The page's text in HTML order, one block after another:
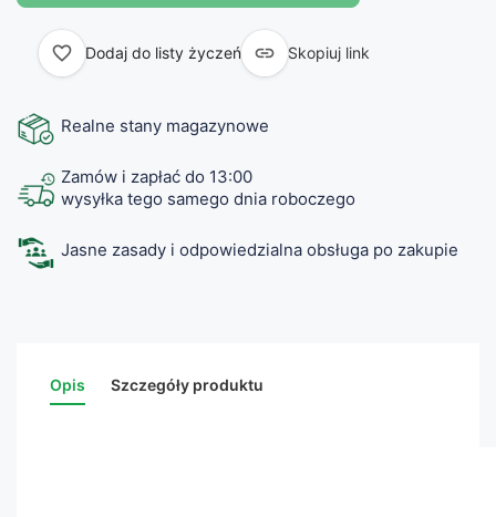
favorite_border Dodaj do listy życzeń  Skopiuj link
Realne stany magazynowe
Zamów i zapłać do 13:00
wysyłka tego samego dnia roboczego
Jasne zasady i odpowiedzialna obsługa po zakupie
Opis Szczegóły produktu